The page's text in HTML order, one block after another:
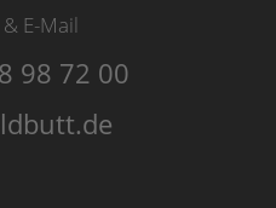
E-Mail
98 72 00